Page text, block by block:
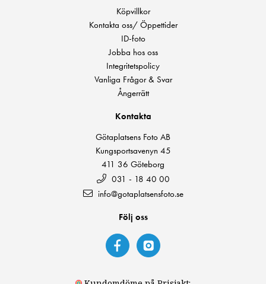
Köpvillkor
Kontakta oss/ Öppettider
ID-foto
Jobba hos oss
Integritetspolicy
Vanliga Frågor & Svar
Ångerrätt
Kontakta
Götaplatsens Foto AB
Kungsportsavenyn 45
411 36 Göteborg
031 - 18 40 00
info@gotaplatsensfoto.se
Följ oss